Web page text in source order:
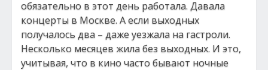
обязательно в этот день работала. Давала
концерты в Москве. А если выходных
получалось два – даже уезжала на гастроли.
Несколько месяцев жила без выходных. И это,
учитывая, что в кино часто бывают ночные